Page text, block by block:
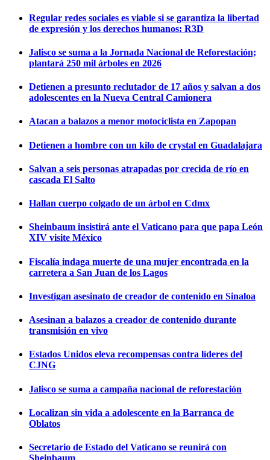
Regular redes sociales es viable si se garantiza la libertad
de expresión y los derechos humanos: R3D
Jalisco se suma a la Jornada Nacional de Reforestación;
plantará 250 mil árboles en 2026
Detienen a presunto reclutador de 17 años y salvan a dos
adolescentes en la Nueva Central Camionera
Atacan a balazos a menor motociclista en Zapopan
Detienen a hombre con un kilo de crystal en Guadalajara
Salvan a seis personas atrapadas por crecida de río en
cascada El Salto
Hallan cuerpo colgado de un árbol en Cdmx
Sheinbaum insistirá ante el Vaticano para que papa León
XIV visite México
Fiscalía indaga muerte de una mujer encontrada en la
carretera a San Juan de los Lagos
Investigan asesinato de creador de contenido en Sinaloa
Asesinan a balazos a creador de contenido durante
transmisión en vivo
Estados Unidos eleva recompensas contra líderes del
CJNG
Jalisco se suma a campaña nacional de reforestación
Localizan sin vida a adolescente en la Barranca de
Oblatos
Secretario de Estado del Vaticano se reunirá con